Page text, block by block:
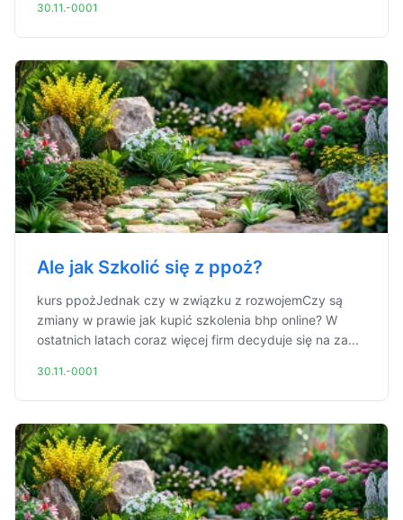
30.11.-0001
Ale jak Szkolić się z ppoż?
kurs ppożJednak czy w związku z rozwojemCzy są
zmiany w prawie jak kupić szkolenia bhp online? W
ostatnich latach coraz więcej firm decyduje się na za...
30.11.-0001